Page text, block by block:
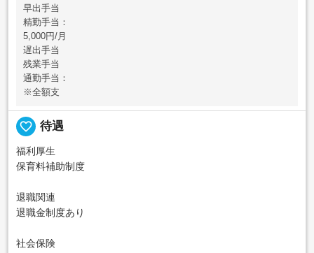
早出手当
精勤手当：
5,000円/月
遅出手当
残業手当
通勤手当：
※全額支
favorite_border 待遇
福利厚生
保育料補助制度
退職関連
退職金制度あり
社会保険